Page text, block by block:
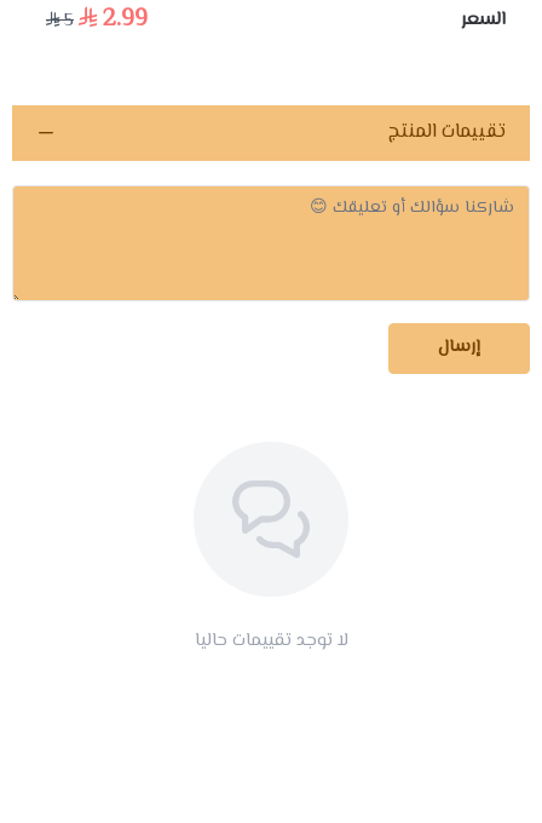
السعر 2.99
5
تقييمات المنتج
إرسال
لا توجد تقييمات حاليا